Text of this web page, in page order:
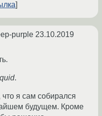
purple 23.10.2019
.
я сам собирался
будущем. Кроме